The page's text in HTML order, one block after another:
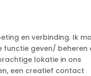
en verbinding. Ik
functie geven/ beheren
lokatie in ons
een creatief contact